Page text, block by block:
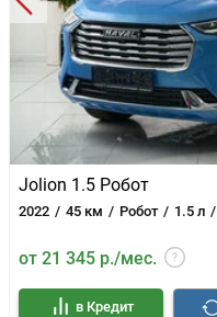
Jolion 1.5 Робот
2022 45 км Робот 1.5 л
от 21 345 р./мес.
в Кредит